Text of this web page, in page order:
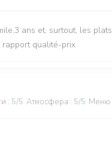
ans et, surtout, les
rapport qualité-prix
: 5/5 Атмосфера : 5/5 Меню